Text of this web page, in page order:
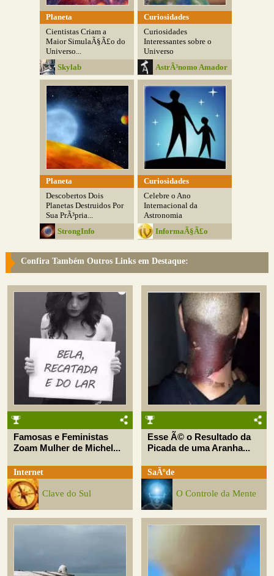
Planeta
Cientistas Criam a
Maior SimulaÃ§Ã£o do
Universo...
Skylab
Curiosidades
Curiosidades
Interessantes sobre o
Universo
AstrÃ³nomo Amador
Planeta
Descobertos Dois
Planetas Destruidos Por
Sua PrÃ³pria...
StrongInfo
Curiosidades
Celebre o Ano
Internacional da
Astronomia
InformaÃ§Ã£o
Confira Também Outros Links em Destaque:
Famosas e Feministas
Zoam Mulher de Michel...
Internet
Clave do Sul
Esse Ã© o Resultado da
Picada de uma Aranha...
SaÃºde
O Controle da Mente